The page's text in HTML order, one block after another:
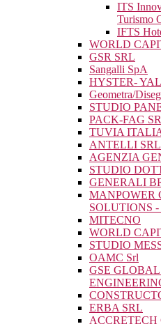
ITS
Turismo
IFTS
WORLD
GSR SRL
Sangalli SpA
HYSTER-
Geometra/
STUDIO
PACK-FAG
TUVIA
ANTELLI SRL
AGENZIA
STUDIO
GENERALI
MANPOWER
SOLUTIONS
MITECNO
WORLD
STUDIO
OAMC Srl
GSE
ERBA SRL
ACCRETECH